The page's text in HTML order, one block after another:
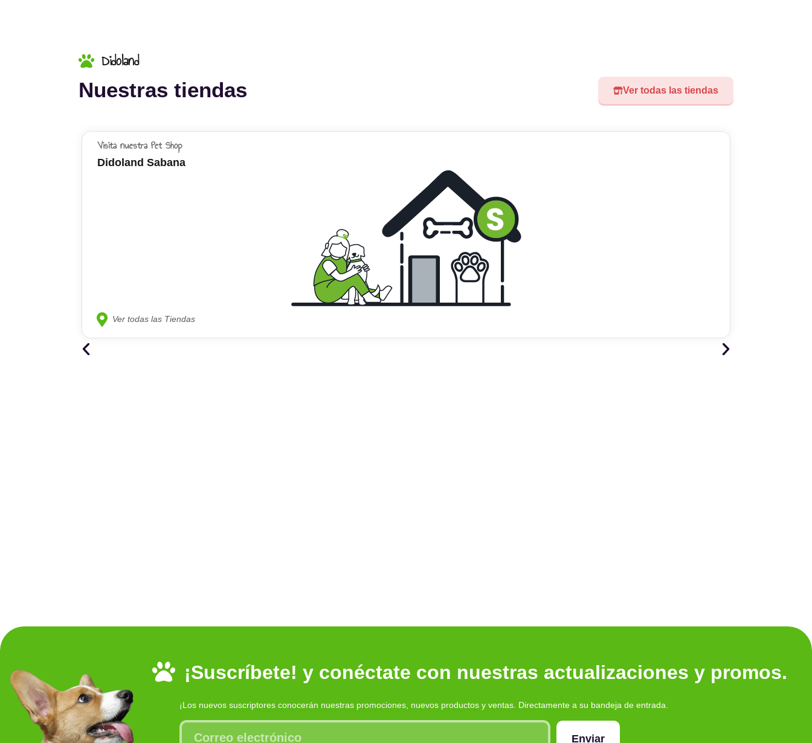
Didoland
Nuestras tiendas Ver todas las tiendas
Visita nuestra Pet Shop
Didoland Sabana
Ver todas las Tiendas
¡Suscríbete! y conéctate con nuestras actualizaciones y promos.
¡Los nuevos suscriptores conocerán nuestras promociones, nuevos productos y ventas. Directamente a su bandeja de entrada.
Enviar